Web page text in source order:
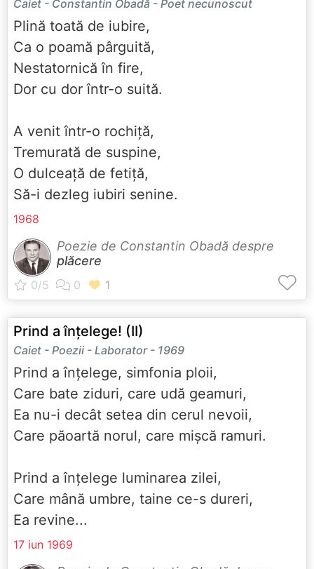
Caiet - Constantin Obadă - Poet necunoscut
Plină toată de iubire,
Ca o poamă pârguită,
Nestatornică în fire,
Dor cu dor într-o suită.
A venit într-o rochiță,
Tremurată de suspine,
O dulceață de fetiță,
Să-i dezleg iubiri senine.
1968
Poezie de Constantin Obadă despre
plăcere
Prind a înțelege! (II)
Caiet - Poezii - Laborator - 1969
Prind a înțelege, simfonia ploii,
Care bate ziduri, care udă geamuri,
Ea nu-i decât setea din cerul nevoii,
Care păoartă norul, care mișcă ramuri.
Prind a înțelege luminarea zilei,
Care mână umbre, taine ce-s dureri,
Ea revine...
17 iun 1969